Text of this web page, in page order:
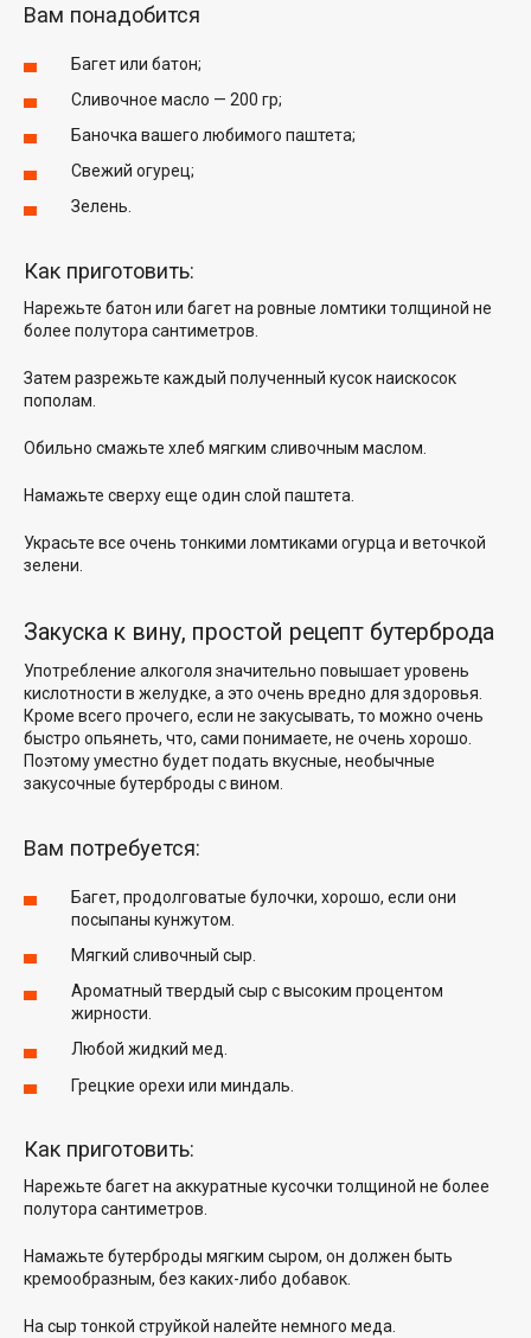
Вам понадобится
Багет или батон;
Сливочное масло — 200 гр;
Баночка вашего любимого паштета;
Свежий огурец;
Зелень.
Как приготовить:
Нарежьте батон или багет на ровные ломтики толщиной не
более полутора сантиметров.
Затем разрежьте каждый полученный кусок наискосок
пополам.
Обильно смажьте хлеб мягким сливочным маслом.
Намажьте сверху еще один слой паштета.
Украсьте все очень тонкими ломтиками огурца и веточкой
зелени.
Закуска к вину, простой рецепт бутерброда
Употребление алкоголя значительно повышает уровень
кислотности в желудке, а это очень вредно для здоровья.
Кроме всего прочего, если не закусывать, то можно очень
быстро опьянеть, что, сами понимаете, не очень хорошо.
Поэтому уместно будет подать вкусные, необычные
закусочные бутерброды с вином.
Вам потребуется:
Багет, продолговатые булочки, хорошо, если они
посыпаны кунжутом.
Мягкий сливочный сыр.
Ароматный твердый сыр с высоким процентом
жирности.
Любой жидкий мед.
Грецкие орехи или миндаль.
Как приготовить:
Нарежьте багет на аккуратные кусочки толщиной не более
полутора сантиметров.
Намажьте бутерброды мягким сыром, он должен быть
кремообразным, без каких-либо добавок.
На сыр тонкой струйкой налейте немного меда.